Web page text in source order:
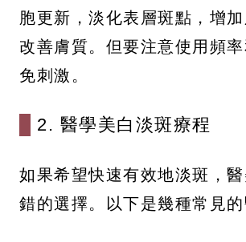
胞更新，淡化表層斑點，增
改善膚質。但要注意使用頻
免刺激。
2. 醫學美白淡斑療程
如果希望快速有效地淡斑，
錯的選擇。以下是幾種常見的